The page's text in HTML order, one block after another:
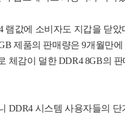
램값에 소비자도 지갑을 닫았
B 제 품의 판매 량은 9개 월만에
체감이 덜한 DDR4 8GB의 판
DDR4 시스템 사용자들의 단